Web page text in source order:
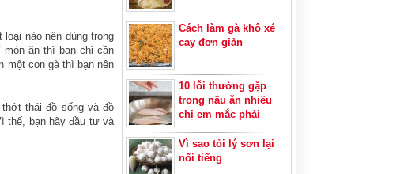
nào nên dùng trong
món ăn thì bạn chỉ cần
một con gà thì bạn nên
thái đồ sống và đồ
thế, bạn hãy đầu tư và
Cách làm gà khô xé
cay đơn giản
10 lỗi thường gặp
trong nấu ăn nhiều
chị em mắc phải
Vì sao tỏi lý sơn lại
nổi tiếng